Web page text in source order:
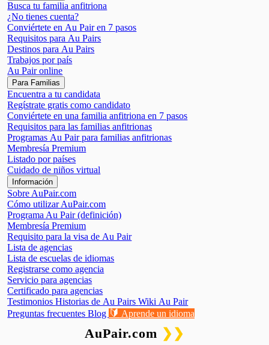
Busca tu familia anfitriona
¿No tienes cuenta?
Conviértete en Au Pair en 7 pasos
Requisitos para Au Pairs
Destinos para Au Pairs
Trabajos por país
Au Pair online
Para Familias
Encuentra a tu candidata
Regístrate gratis como candidato
Conviértete en una familia anfitriona en 7 pasos
Requisitos para las familias anfitrionas
Programas Au Pair para familias anfitrionas
Membresía Premium
Listado por países
Cuidado de niños virtual
Información
Sobre AuPair.com
Cómo utilizar AuPair.com
Programa Au Pair (definición)
Membresía Premium
Requisito para la visa de Au Pair
Lista de agencias
Lista de escuelas de idiomas
Registrarse como agencia
Servicio para agencias
Certificado para agencias
TestimoniosHistorias de Au PairsWiki Au Pair
Preguntas frecuentesBlog 🔰 Aprende un idioma
AuPair.com ❯❯